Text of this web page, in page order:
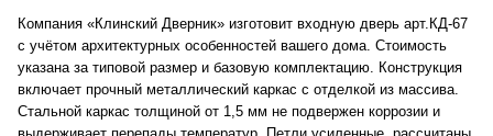
Компания «Клинский Дверник» изготовит входную дверь арт.КД-67
с учётом архитектурных особенностей вашего дома. Стоимость
указана за типовой размер и базовую комплектацию. Конструкция
включает прочный металлический каркас с отделкой из массива.
Стальной каркас толщиной от 1,5 мм не подвержен коррозии и